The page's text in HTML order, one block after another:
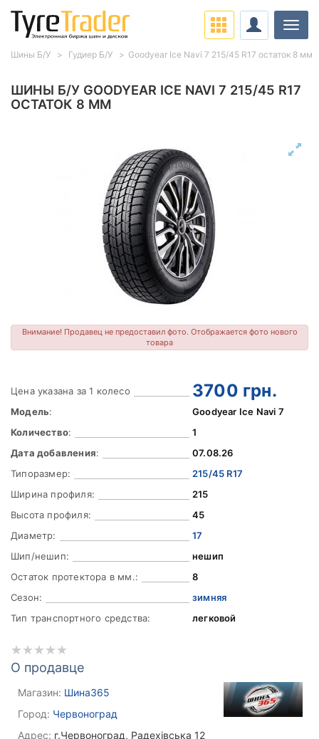
ШИНЫ Б/У GOODYEAR ICE NAVI 7 215/45 R17
ОСТАТОК 8 ММ
Внимание! Продавец не предоставил фото. Отображается фото нового
товара
Цена указана за 1 колесо 3700 грн.
Модель:
Goodyear Ice Navi 7
Количество:
1
Дата добавления:
07.08.26
Типоразмер:
215/45 R17
Ширина профиля:
215
Высота профиля:
45
Диаметр:
17
Шип/нешип:
нешип
Остаток протектора в мм.:
8
Сезон:
зимняя
Тип транспортного средства:
легковой
О продавце
Магазин: Шина365
Город: Червоноград
Адрес: г.Червоноград, Радехівська 12
Шины Б/У Гудиер Б/У Goodyear Ice Navi 7 215/45 R17 остаток 8 мм